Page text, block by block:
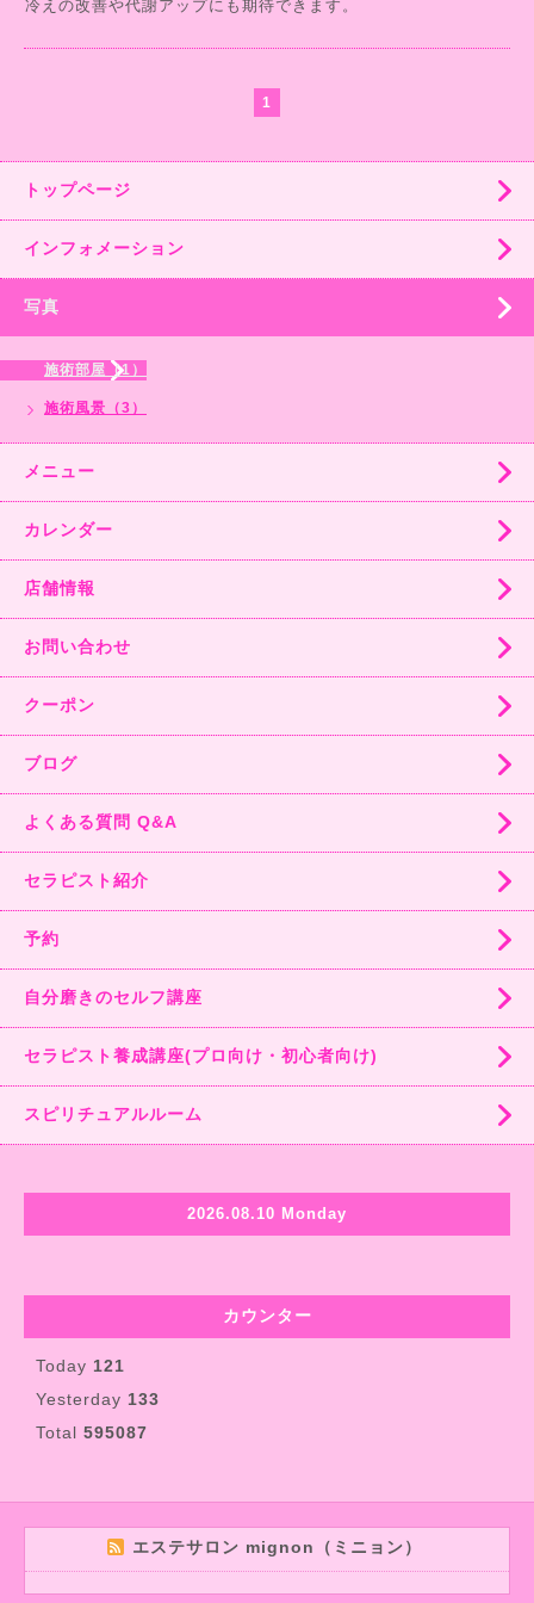
冷えの改善や代謝アップにも期待できます。
1
トップページ
インフォメーション
写真
施術部屋（1）
施術風景（3）
メニュー
カレンダー
店舗情報
お問い合わせ
クーポン
ブログ
よくある質問 Q&A
セラピスト紹介
予約
自分磨きのセルフ講座
セラピスト養成講座(プロ向け・初心者向け)
スピリチュアルルーム
2026.08.10 Monday
カウンター
Today 121
Yesterday 133
Total 595087
エステサロン mignon（ミニョン）